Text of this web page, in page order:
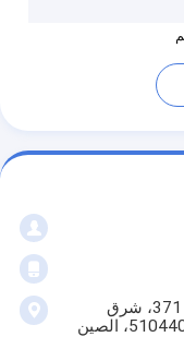
209، المبنى أ، حديقة المرح الإبداعي، رقم 371، شرق